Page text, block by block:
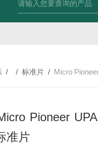
韩
/ /标准片 / Micro Pioneer韩国
Pioneer
准片